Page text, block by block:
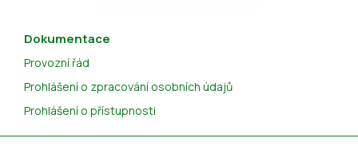
Dokumentace
Provozní řád
Prohlášení o zpracování osobních údajů
Prohlášení o přístupnosti